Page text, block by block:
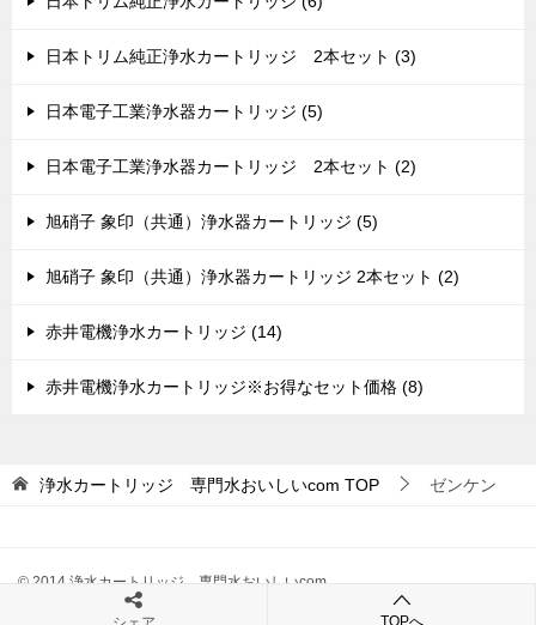
日本トリム純正浄水カートリッジ 2本セット (3)
日本電子工業浄水器カートリッジ (5)
日本電子工業浄水器カートリッジ 2本セット (2)
旭硝子 象印（共通）浄水器カートリッジ (5)
旭硝子 象印（共通）浄水器カートリッジ 2本セット (2)
赤井電機浄水カートリッジ (14)
赤井電機浄水カートリッジ※お得なセット価格 (8)
浄水カートリッジ 専門水おいしいcom TOP ゼンケン
© 2014 浄水カートリッジ 専門水おいしいcom
TOPへ